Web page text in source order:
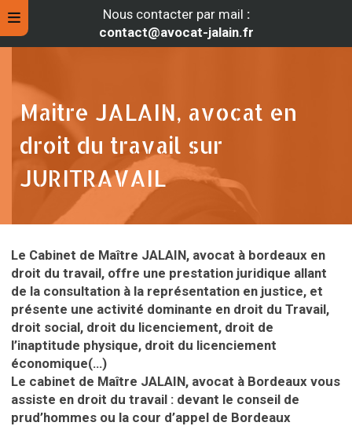
Nous contacter par mail :
contact@avocat-jalain.fr
Maitre JALAIN, avocat en
droit du travail sur
JURITRAVAIL
Le Cabinet de Maître JALAIN, avocat à bordeaux en
droit du travail, offre une prestation juridique allant
de la consultation à la représentation en justice, et
présente une activité dominante en droit du Travail,
droit social, droit du licenciement, droit de
l’inaptitude physique, droit du licenciement
économique(…)
Le cabinet de Maître JALAIN, avocat à Bordeaux vous
assiste en droit du travail : devant le conseil de
prud’hommes ou la cour d’appel de Bordeaux